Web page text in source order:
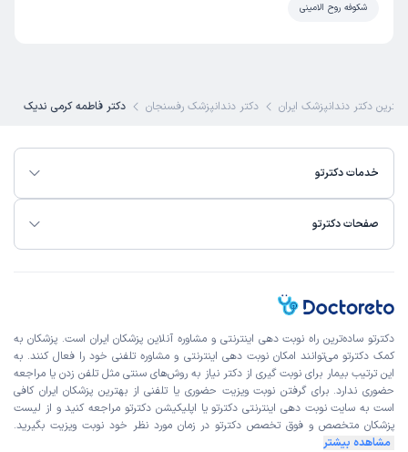
شکوفه روح الامینی
بهترین دکتر دندانپزشک ایران دکتر دندانپزشک رفسنجان دکتر فاطمه کرمی ندیک
خدمات دکترتو
صفحات دکترتو
دکترتو ساده‌ترین راه نوبت‌ دهی اینترنتی و مشاوره آنلاین پزشکان ایران است. پزشکان به
کمک دکترتو می‌توانند امکان نوبت دهی اینترنتی و مشاوره تلفنی خود را فعال کنند. به
این ترتیب بیمار برای نوبت گیری از دکتر نیاز به روش‌های سنتی مثل تلفن زدن یا مراجعه
حضوری ندارد. برای گرفتن نوبت ویزیت حضوری یا تلفنی از بهترین پزشکان ایران کافی
است به سایت نوبت دهی اینترنتی دکترتو یا اپلیکیشن دکترتو مراجعه کنید و از لیست
پزشکان متخصص و فوق تخصص دکترتو در زمان مورد نظر خود نوبت ویزیت بگیرید.
مشاهده بیشتر